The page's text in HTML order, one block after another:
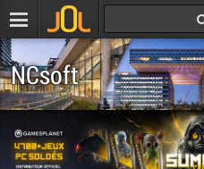
NCsoft